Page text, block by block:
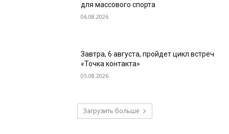
для массового спорта
06.08.2026
Завтра, 6 августа, пройдет цикл встреч
«Точка контакта»
05.08.2026
Загрузить больше